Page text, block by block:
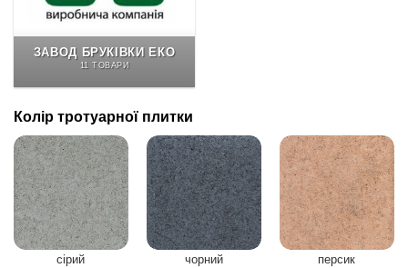
ЗАВОД БРУКІВКИ ЕКО
11 ТОВАРИ
Колір тротуарної плитки
сірий чорний персик